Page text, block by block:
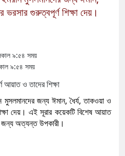
গুরুত্বপূর্ণ শিক্ষা দেয়।
৯:৫৪ সময়
৯:৫৪ সময়
জন্য ঈমান, ধৈর্য, তাকওয়া ও
দেয়। এই সূরার কয়েকটি বিশেষ আয়াত
জন্য অত্যন্ত উপকারী।